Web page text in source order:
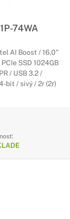
74WA
AI Boost / 16,0"
SSD 1024GB
/ USB 3.2 /
bit / sivý / 2r (2r)